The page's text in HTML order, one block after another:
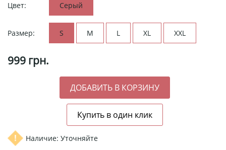
Цвет: Серый
Размер: S M L XL XXL
999 грн.
Наличие: Уточняйте